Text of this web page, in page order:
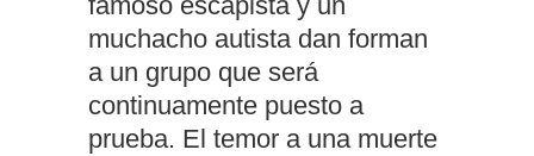
muchacho autista dan forman
a un grupo que será
continuamente puesto a
prueba. El temor a una muerte